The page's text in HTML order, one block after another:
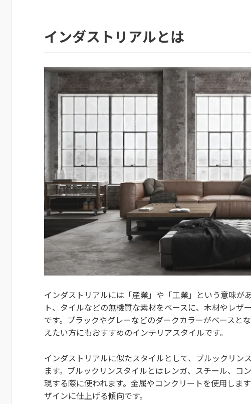
インダストリアルとは
インダストリアルには「産業」や「工業」という意味が
ト、タイルなどの無機質な素材をベースに、木材やレザ
です。ブラックやグレーなどのダークカラーがベースと
えたい方にもおすすめのインテリアスタイルです。
インダストリアルに似たスタイルとして、ブルックリン
ます。ブルックリンスタイルとはレンガ、スチール、コ
現する際に使われます。金属やコンクリートを使用しま
ザインに仕上げる傾向です。